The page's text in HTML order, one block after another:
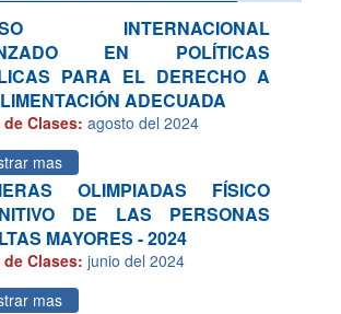
INTERNACIONAL
EN POLÍTICAS
PARA EL DERECHO A
ADECUADA
Clases: agosto del 2024
mas
OLIMPIADAS FÍSICO
DE LAS PERSONAS
MAYORES - 2024
Clases: junio del 2024
mas